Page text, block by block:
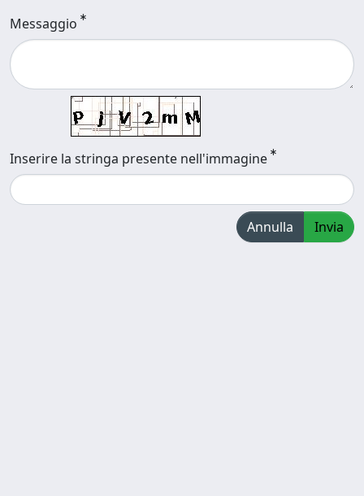
Messaggio
Inserire la stringa presente nell'immagine
Annulla Invia